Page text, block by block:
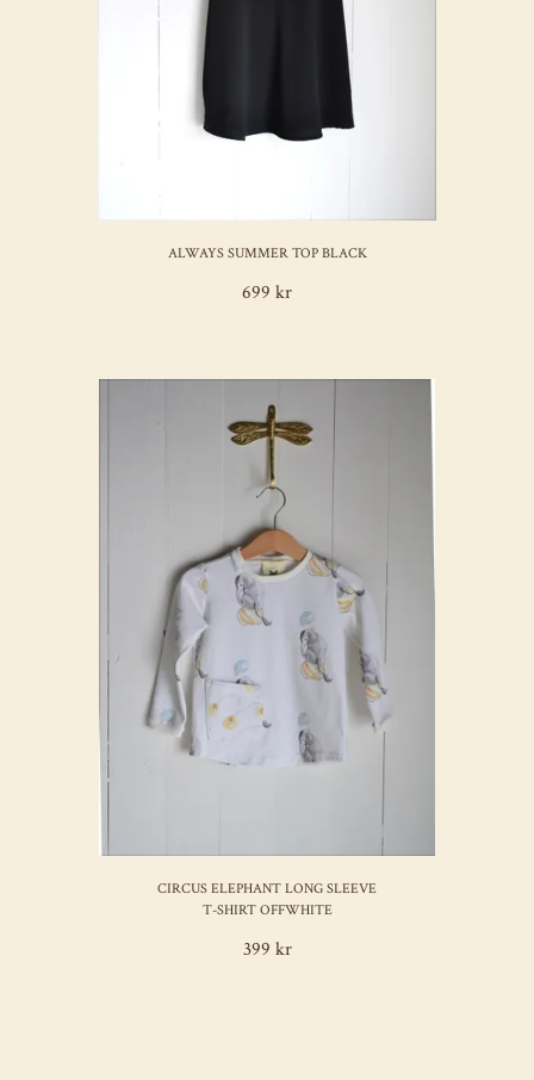
ALWAYS SUMMER TOP BLACK
699 kr
CIRCUS ELEPHANT LONG SLEEVE
T-SHIRT OFFWHITE
399 kr